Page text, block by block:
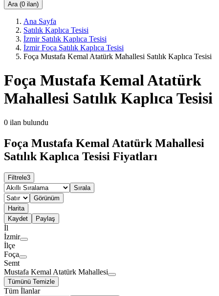
Ara (0 ilan)
Ana Sayfa
Satılık Kaplıca Tesisi
İzmir Satılık Kaplıca Tesisi
İzmir Foça Satılık Kaplıca Tesisi
Foça Mustafa Kemal Atatürk Mahallesi Satılık Kaplıca Tesisi
Foça Mustafa Kemal Atatürk
Mahallesi Satılık Kaplıca Tesisi
0 ilan bulundu
Foça Mustafa Kemal Atatürk Mahallesi
Satılık Kaplıca Tesisi Fiyatları
Filtrele3
Sırala
Görünüm
Harita
Kaydet
Paylaş
İl
İzmir
İlçe
Foça
Semt
Mustafa Kemal Atatürk Mahallesi
Tümünü Temizle
Tüm İlanlar